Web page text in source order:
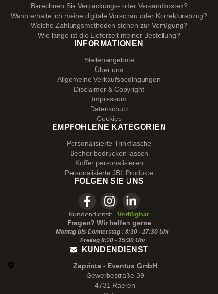
Berechnen Sie Verpackungs- oder Versandkosten?
Wann erhalte ich meine digitale Vorschau oder Korrekturabzug?
Welche Zahlungsmethoden stehen zur Verfügung?
Wie lange ist die Lieferzeit meiner Bestellung?
INFORMATIONEN
Stellenangebote
Über uns
Allgemeine Verkaufsbedingungen
Disclaimer & Copyright
Impressum
Datenschutz
Cookies
EMPFOHLENE KATEGORIEN
Personalisierte Trinkflasche
Becher bedrucken lassen
Koffer personalisieren
Personalisierte JBL Produkte
FOLGEN SIE UNS
Kundendienst:
Verfügbar
Fragen? Wir helfen gerne
Montag bis Donnerstag : 8:30 - 17:30 Uhr
Freitag 8:30 - 15:30Uhr
KUNDENDIENST
Zaprinta - Eventus GmbH
Gewerbestraße 39
4731 Raeren